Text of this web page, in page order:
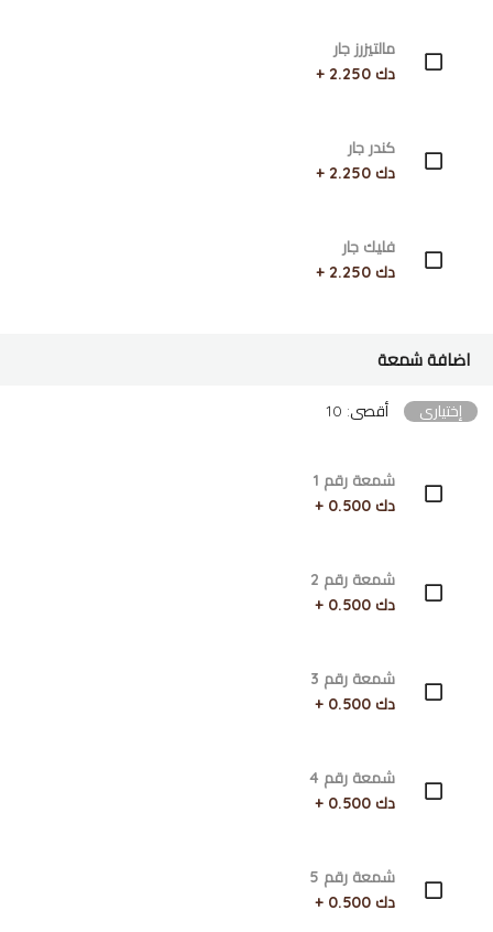
مالتيزرز جار
دك 2.250 +
كندر جار
دك 2.250 +
فليك جار
دك 2.250 +
اضافة شمعة
إختياري أقصى: 10
شمعة رقم 1
دك 0.500 +
شمعة رقم 2
دك 0.500 +
شمعة رقم 3
دك 0.500 +
شمعة رقم 4
دك 0.500 +
شمعة رقم 5
دك 0.500 +